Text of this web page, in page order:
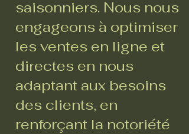
saisonniers. Nous nous
engageons à optimiser
les ventes en ligne et
directes en nous
adaptant aux besoins
des clients, en
renforçant la notoriété